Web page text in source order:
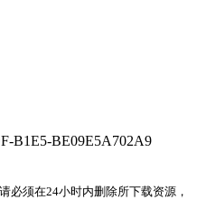
B1E5-BE09E5A702A9
必须在24小时内删除所下载资源，